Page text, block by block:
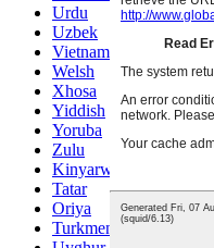
Urdu
Uzbek
Vietnamese
Welsh
Xhosa
Yiddish
Yoruba
Zulu
Kinyarwanda
Tatar
Oriya
Turkmen